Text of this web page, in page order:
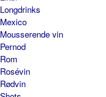
Longdrinks
Mexico
Mousserende vin
Pernod
Rom
Rosévin
Rødvin